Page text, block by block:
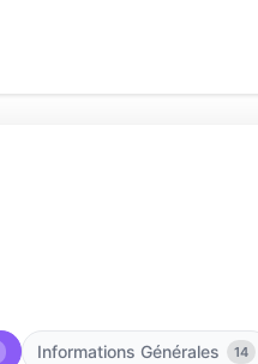
Informations Générales 14